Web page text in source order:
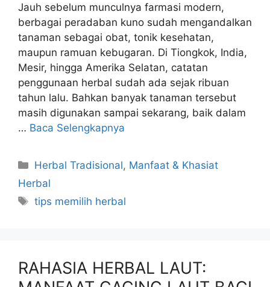
Jauh sebelum munculnya farmasi modern,
berbagai peradaban kuno sudah mengandalkan
tanaman sebagai obat, tonik kesehatan,
maupun ramuan kebugaran. Di Tiongkok, India,
Mesir, hingga Amerika Selatan, catatan
penggunaan herbal sudah ada sejak ribuan
tahun lalu. Bahkan banyak tanaman tersebut
masih digunakan sampai sekarang, baik dalam
… Baca Selengkapnya
Kategori
Herbal Tradisional, Manfaat & Khasiat
Herbal
Tag
tips memilih herbal
RAHASIA HERBAL LAUT: